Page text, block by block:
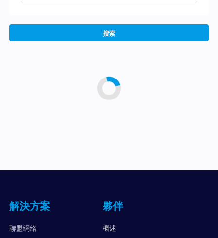
搜索
解決方案
聯盟網絡
夥伴
概述